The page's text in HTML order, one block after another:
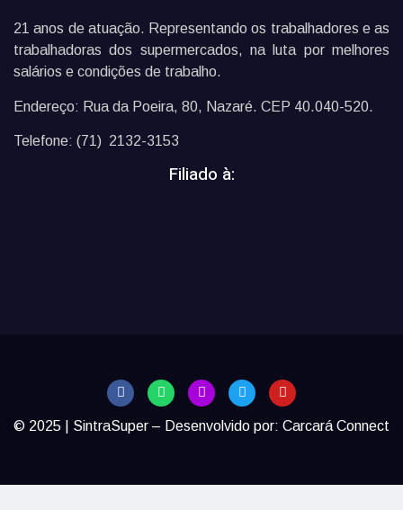
21 anos de atuação. Representando os trabalhadores e as
trabalhadoras dos supermercados, na luta por melhores
salários e condições de trabalho.
Endereço: Rua da Poeira, 80, Nazaré. CEP 40.040-520.
Telefone: (71) 2132-3153
Filiado à:
© 2025 | SintraSuper – Desenvolvido por: Carcará Connect